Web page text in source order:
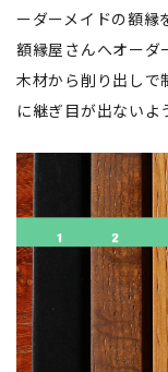
ーダーメイドの額縁
額縁屋さんへオーダ
木材から削り出しで
に継ぎ目が出ないよ